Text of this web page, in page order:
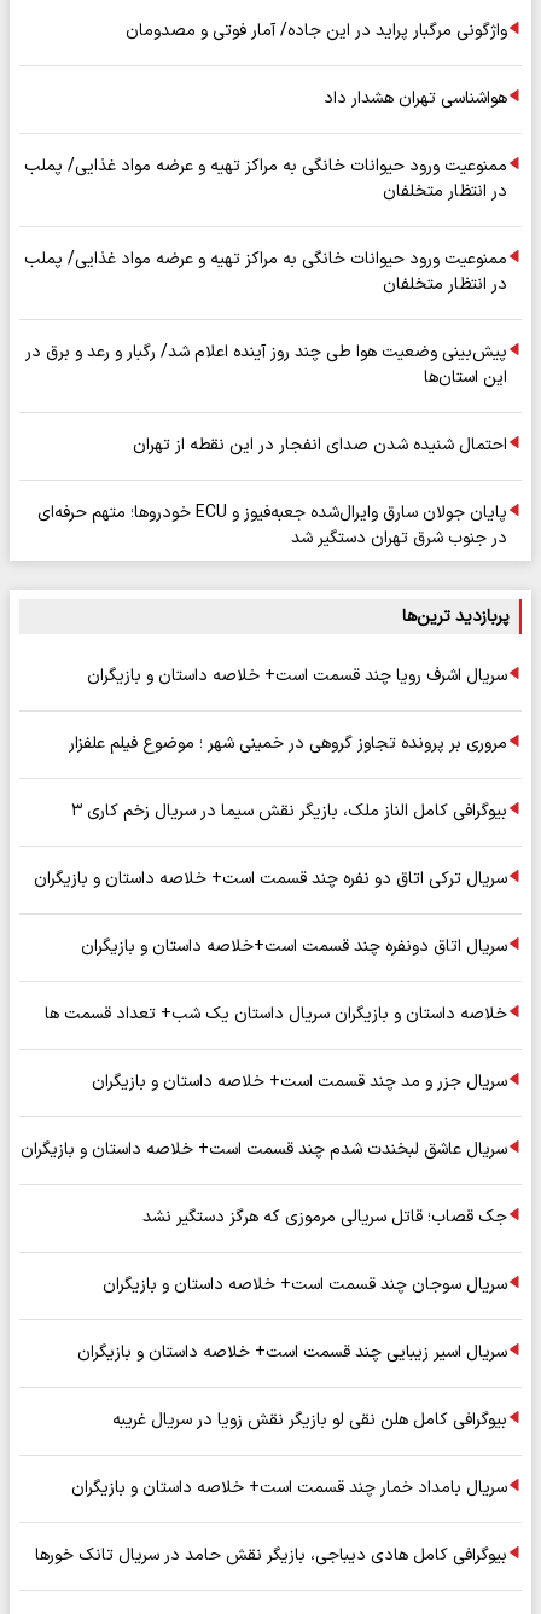
واژگونی مرگبار پراید در این جاده/ آمار فوتی و مصدومان
هواشناسی تهران هشدار داد
ممنوعیت ورود حیوانات خانگی به مراکز تهیه و عرضه مواد غذایی/ پملب
در انتظار متخلفان
ممنوعیت ورود حیوانات خانگی به مراکز تهیه و عرضه مواد غذایی/ پملب
در انتظار متخلفان
پیش‌بینی وضعیت هوا طی چند روز آینده اعلام شد/ رگبار و رعد و برق در
این استان‌ها
احتمال شنیده شدن صدای انفجار در این نقطه از تهران
پایان جولان سارق وایرال‌شده جعبه‌فیوز و ECU خودروها؛ متهم حرفه‌ای
در جنوب شرق تهران دستگیر شد
پربازدید ترین‌ها
سریال اشرف رویا چند قسمت است+ خلاصه داستان و بازیگران
مروری بر پرونده تجاوز گروهی در خمینی شهر ؛ موضوع فیلم علفزار
بیوگرافی کامل الناز ملک، بازیگر نقش سیما در سریال زخم کاری ۳
سریال ترکی اتاق دو نفره چند قسمت است+ خلاصه داستان و بازیگران
سریال اتاق دونفره چند قسمت است+خلاصه داستان و بازیگران
خلاصه داستان و بازیگران سریال داستان یک شب+ تعداد قسمت ها
سریال جزر و مد چند قسمت است+ خلاصه داستان و بازیگران
سریال عاشق لبخندت شدم چند قسمت است+ خلاصه داستان و بازیگران
جک قصاب؛ قاتل سریالی مرموزی که هرگز دستگیر نشد
سریال سوجان چند قسمت است+ خلاصه داستان و بازیگران
سریال اسیر زیبایی چند قسمت است+ خلاصه داستان و بازیگران
بیوگرافی کامل هلن نقی لو بازیگر نقش زویا در سریال غریبه
سریال بامداد خمار چند قسمت است+ خلاصه داستان و بازیگران
بیوگرافی کامل هادی دیباجی، بازیگر نقش حامد در سریال تانک خورها